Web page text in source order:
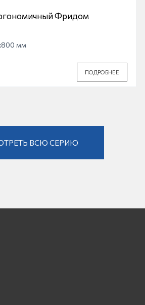
Фридом
мм
ПОДРОБНЕЕ
ВСЮ СЕРИЮ